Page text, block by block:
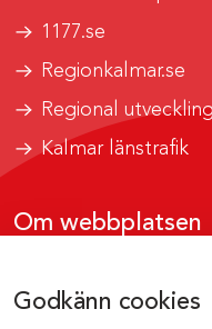
Godkänn cookies
1177.se
Regionkalmar.se
Regional
Kalmar länstrafik
Om webbplatsen
Om cookies